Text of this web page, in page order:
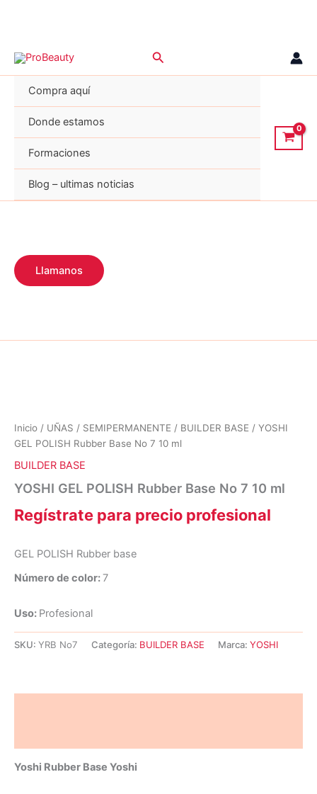
Buscar
Compra aquí
Donde estamos
Formaciones
Blog – ultimas noticias
Llamanos
Inicio / UÑAS / SEMIPERMANENTE / BUILDER BASE / YOSHI
GEL POLISH Rubber Base No 7 10 ml
BUILDER BASE
YOSHI GEL POLISH Rubber Base No 7 10 ml
Regístrate para precio profesional
GEL POLISH Rubber base
Número de color: 7
Uso: Profesional
SKU: YRB No7 Categoría: BUILDER BASE Marca: YOSHI
Yoshi Rubber Base Yoshi